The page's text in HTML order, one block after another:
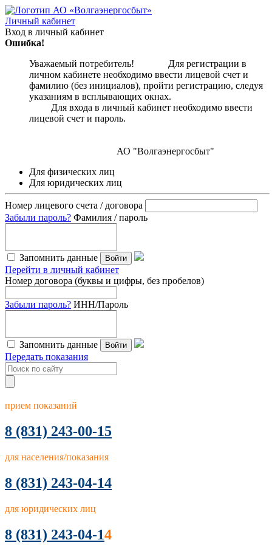
Личный кабинет
Вход в личный кабинет
Ошибка!
Уважаемый потребитель! Для регистрации в
личном кабинете необходимо ввести лицевой счет и
фамилию (без инициалов), пройти регистрацию, следуя
указаниям в всплывающих окнах.
Для входа в личный кабинет необходимо ввести
лицевой счет и пароль.
АО "Волгаэнергосбыт"
Для физических лиц
Для юридических лиц
Номер лицевого счета / договора
Забыли пароль? Фамилия / пароль
Запомнить данные Войти
Перейти в личный кабинет
Номер договора (буквы и цифры, без пробелов)
Забыли пароль? ИНН/Пароль
Запомнить данные Войти
Передать показания
прием показаний
8 (831) 243-00-15
для населения/показания
8 (831) 243-04-14
для юридических лиц
8 (831) 243-04-14